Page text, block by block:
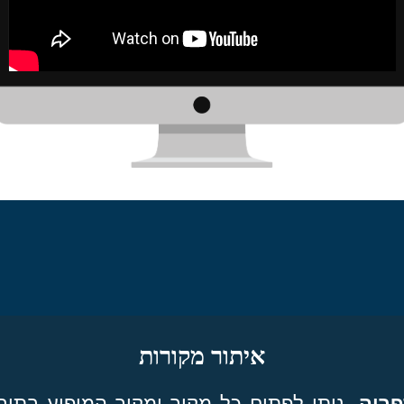
איתור מקורות